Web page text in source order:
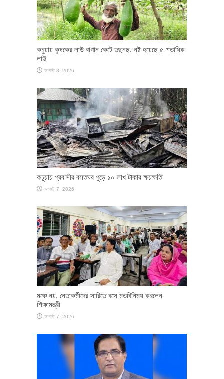
কচুয়ায় কৃষকের লাউ বাগান কেটে তছনছ, নষ্ট হয়েছে ৫ শতাধিক
লাউ
আগস্ট 8, 2026
কচুয়ায় প্রবাসীর বসতঘর পুড়ে ১০ লাখ টাকার ক্ষয়ক্ষতি
আগস্ট 7, 2026
মঞ্চে নয়, নেতাকর্মীদের সারিতে বসে মতবিনিময় করলেন
শিক্ষামন্ত্রী
আগস্ট 7, 2026